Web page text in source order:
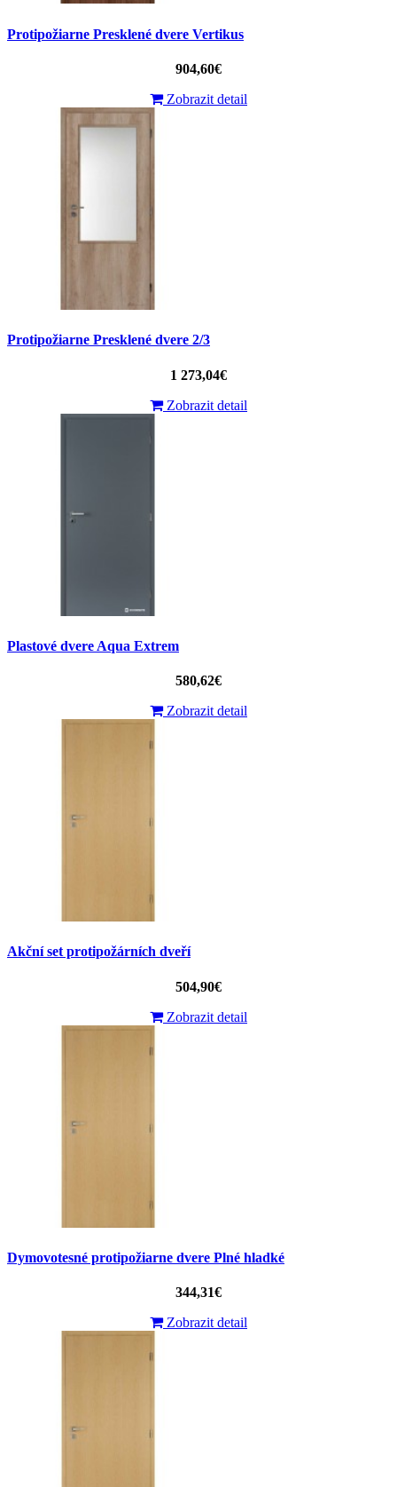
Protipožiarne Presklené dvere Vertikus
904,60€
Zobrazit detail
Protipožiarne Presklené dvere 2/3
1 273,04€
Zobrazit detail
Plastové dvere Aqua Extrem
580,62€
Zobrazit detail
Akční set protipožárních dveří
504,90€
Zobrazit detail
Dymovotesné protipožiarne dvere Plné hladké
344,31€
Zobrazit detail